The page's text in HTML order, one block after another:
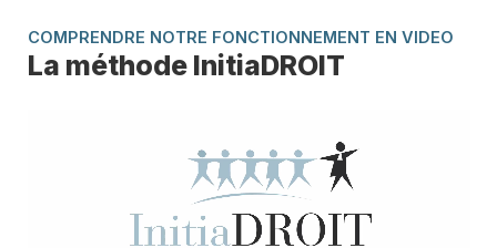
COMPRENDRE NOTRE FONCTIONNEMENT EN VIDEO
La méthode InitiaDROIT